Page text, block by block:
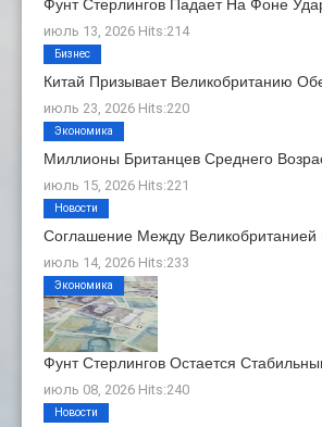
июль 13, 2026 Hits:214
Китай Призывает Великобританию
июль 23, 2026 Hits:220
Бизнес
Миллионы Британцев Среднего
июль 15, 2026 Hits:221
Экономика
Соглашение Между
июль 14, 2026 Hits:233
Новости
Фунт Стерлингов Остается
июль 08, 2026 Hits:240
Экономика
Новости